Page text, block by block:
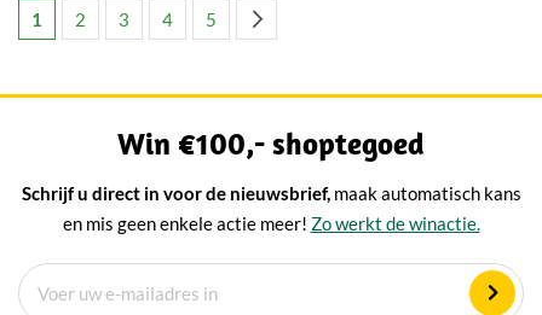
Pagina
U lees momenteel pagina
1 Pagina
2 Pagina
3 Pagina
4 Pagina
5
Win €100,- shoptegoed
Schrijf u direct in voor de nieuwsbrief, maak automatisch kans
en mis geen enkele actie meer! Zo werkt de winactie.